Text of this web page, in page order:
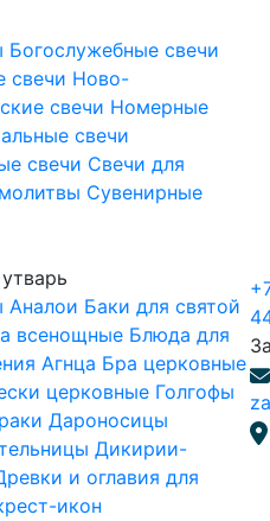
Богослужебные свечи
свечи Ново-
свечи Номерные
свечи
свечи Свечи для
Сувенирные
Аналои Баки для святой
всенощные Блюда для
Агнца Бра церковные
церковные Голгофы
Дароносицы
Дикирии-
и оглавия для
икон